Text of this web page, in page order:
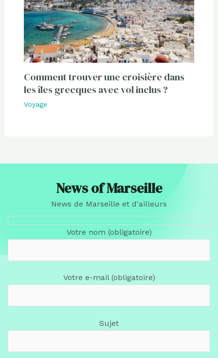
Comment trouver une croisière dans
les îles grecques avec vol inclus ?
Voyage
News of Marseille
News de Marseille et d'ailleurs
Votre nom (obligatoire)
Votre e-mail (obligatoire)
Sujet